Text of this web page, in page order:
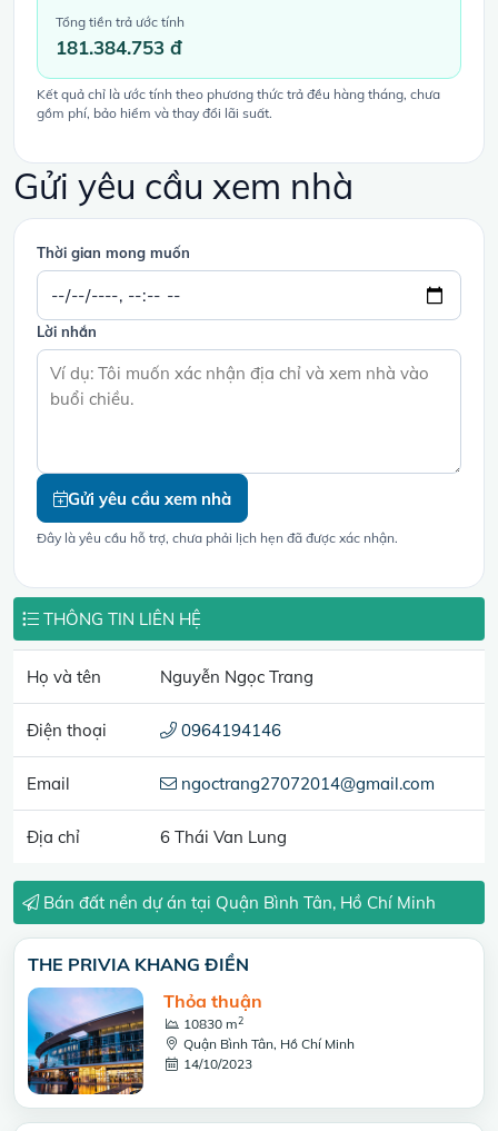
Tổng tiền trả ước tính
181.384.753 đ
Kết quả chỉ là ước tính theo phương thức trả đều hàng tháng, chưa
gồm phí, bảo hiểm và thay đổi lãi suất.
Gửi yêu cầu xem nhà
Thời gian mong muốn
Lời nhắn
Gửi yêu cầu xem nhà
Đây là yêu cầu hỗ trợ, chưa phải lịch hẹn đã được xác nhận.
THÔNG TIN LIÊN HỆ
Họ và tên Nguyễn Ngọc Trang
Điện thoại 0964194146
Email ngoctrang27072014@gmail.com
Địa chỉ 6 Thái Van Lung
Bán đất nền dự án tại Quận Bình Tân, Hồ Chí Minh
THE PRIVIA KHANG ĐIỀN
Thỏa thuận
10830 m2
Quận Bình Tân, Hồ Chí Minh
14/10/2023